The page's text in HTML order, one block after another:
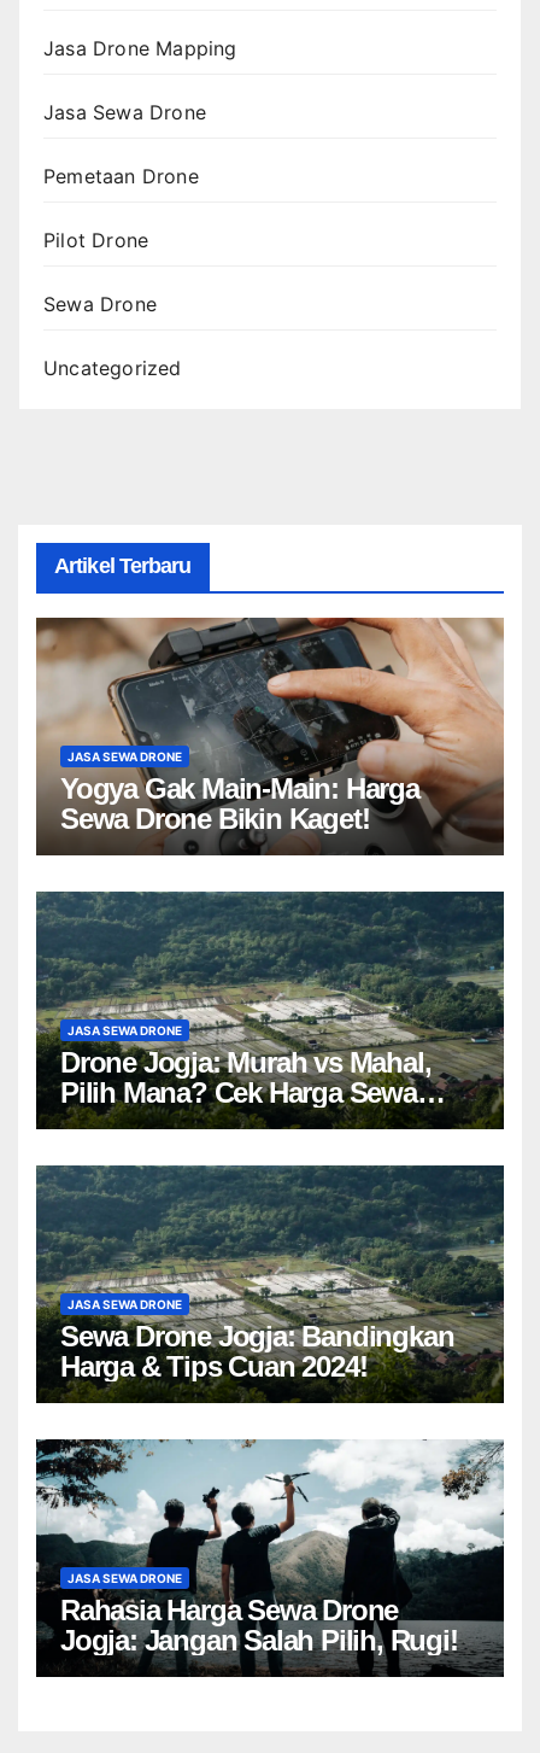
Jasa Drone Mapping
Jasa Sewa Drone
Pemetaan Drone
Pilot Drone
Sewa Drone
Uncategorized
Artikel Terbaru
JASA SEWA DRONE
Yogya Gak Main-Main: Harga
Sewa Drone Bikin Kaget!
JASA SEWA DRONE
Drone Jogja: Murah vs Mahal,
Pilih Mana? Cek Harga Sewa
Drone Yogyakarta!
JASA SEWA DRONE
Sewa Drone Jogja: Bandingkan
Harga & Tips Cuan 2024!
JASA SEWA DRONE
Rahasia Harga Sewa Drone
Jogja: Jangan Salah Pilih, Rugi!